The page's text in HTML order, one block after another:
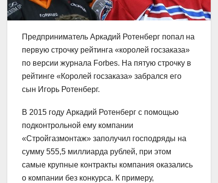
Предприниматель Аркадий Ротенберг попал на
первую строчку рейтинга «королей госзаказа»
по версии журнала Forbes. На пятую строчку в
рейтинге «Королей госзаказа» забрался его
сын Игорь Ротенберг.
В 2015 году Аркадий Ротенберг с помощью
подконтрольной ему компании
«Стройгазмонтаж» заполучил господряды на
сумму 555,5 миллиарда рублей, при этом
самые крупные контракты компания оказались
о компании без конкурса. К примеру,